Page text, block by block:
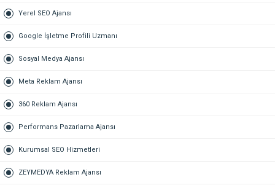
Yerel SEO Ajansı
Google İşletme Profili Uzmanı
Sosyal Medya Ajansı
Meta Reklam Ajansı
360 Reklam Ajansı
Performans Pazarlama Ajansı
Kurumsal SEO Hizmetleri
ZEYMEDYA Reklam Ajansı